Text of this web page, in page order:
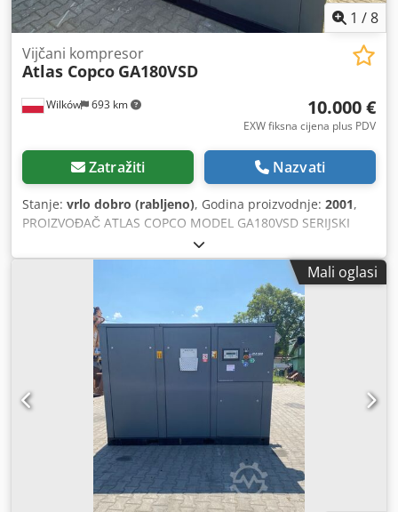
1 /8
Wilków 693 km
Vijčani kompresor
Atlas Copco GA180VSD
10.000 €
EXW fiksna cijena plus PDV
Zatražiti Nazvati
Stanje: vrlo dobro (rabljeno), Godina proizvodnje: 2001,
PROIZVOĐAČ ATLAS COPCO MODEL GA180VSD SERIJSKI
BROJ AIF072891 GODINA 2001 SNAGA (kW) 181 Dksdpfx
Acezq An Nohsr PROPUSTNOST (m3/min) TLAK (bar) 12,50
SATI RADA (RADNO/UKUPNO) 85719 PRETVORNIK
FREKVENCIJE da UGRAĐENI SUSHILICA ne IZMJENJIVAČ
TOPLINE ne HLAĐENJE (ZRAK/VODA) zrak NA REZERVOARU
ne DOKUMENTACIJA ne PRIKLJUČAK 2 1/2 NOVO/RABLJENO
Mali oglasi